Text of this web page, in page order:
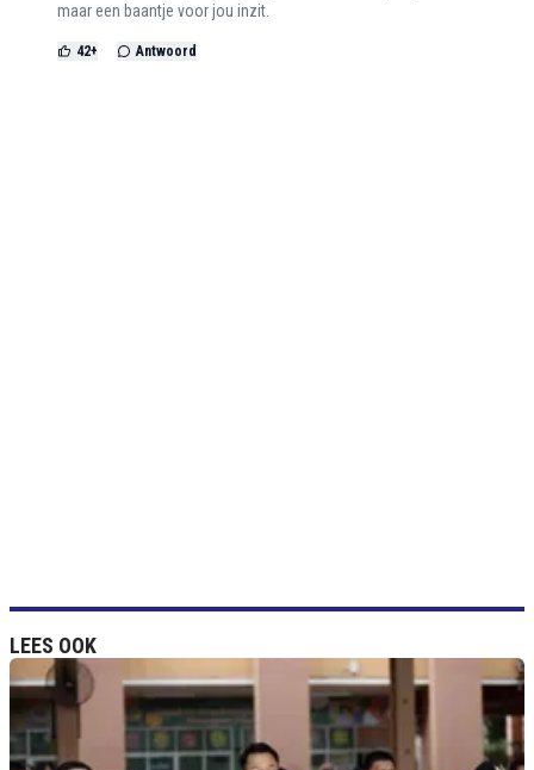
maar een baantje voor jou inzit.
42+ Antwoord
LEES OOK